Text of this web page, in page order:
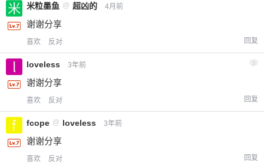
米粒墨鱼 @ 超凶的 4月前
谢谢分享
喜欢 反对 回复
loveless 3年前 3
谢谢分享
喜欢 反对 回复
fcope @ loveless 3年前
谢谢分享
喜欢 反对 回复